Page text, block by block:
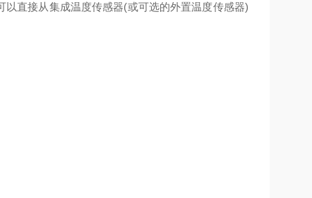
直接从集成温度传感器(或可选的外置温度传感器)